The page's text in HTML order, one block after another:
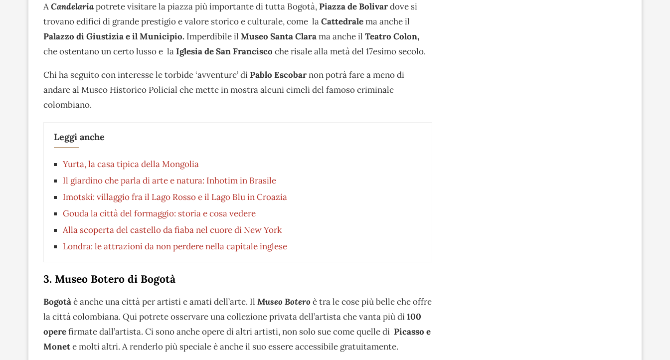
ACandelariapotrete visitare la piazza più importante di tutta Bogotà,Piazza de Bolivardove si
trovano edifici di grande prestigio e valore storico e culturale, come laCattedralema anche il
Palazzo di Giustizia e il Municipio. Imperdibile il Museo Santa Clarama anche il Teatro Colon,
che ostentano un certo lusso e laIglesia de San Francisco che risale alla metà del 17esimo secolo.
Chi ha seguito con interesse le torbide ‘avventure’ diPablo Escobarnon potrà fare a meno di
andare al Museo Historico Policial che mette in mostra alcuni cimeli del famoso criminale
colombiano.
Leggi anche
Yurta, la casa tipica della Mongolia
Il giardino che parla di arte e natura: Inhotim in Brasile
Imotski: villaggio fra il Lago Rosso e il Lago Blu in Croazia
Gouda la città del formaggio: storia e cosa vedere
Alla scoperta del castello da fiaba nel cuore di New York
Londra: le attrazioni da non perdere nella capitale inglese
3. Museo Botero di Bogotà
Bogotàè anche una città per artisti e amati dell’arte. Il Museo Boteroè tra le cose più belle che offre
la città colombiana. Qui potrete osservare una collezione privata dell’artista che vanta più di100
operefirmate dall’artista. Ci sono anche opere di altri artisti, non solo sue come quelle di Picasso e
Monete molti altri. A renderlo più speciale è anche il suo essere accessibile gratuitamente.